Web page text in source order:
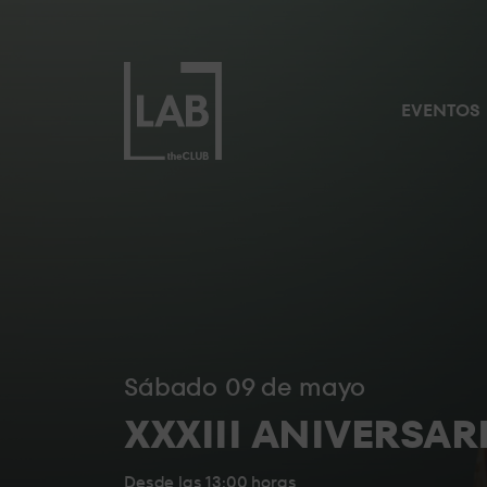
EVENTOS
sábado 09 de mayo
XXXIII
Desde las 13:00 horas
LA
SUITE
STANDARD
6